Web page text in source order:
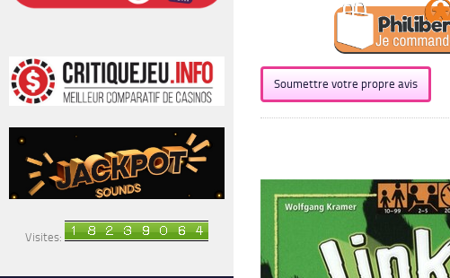
Soumettre votre propre avis
Visites: